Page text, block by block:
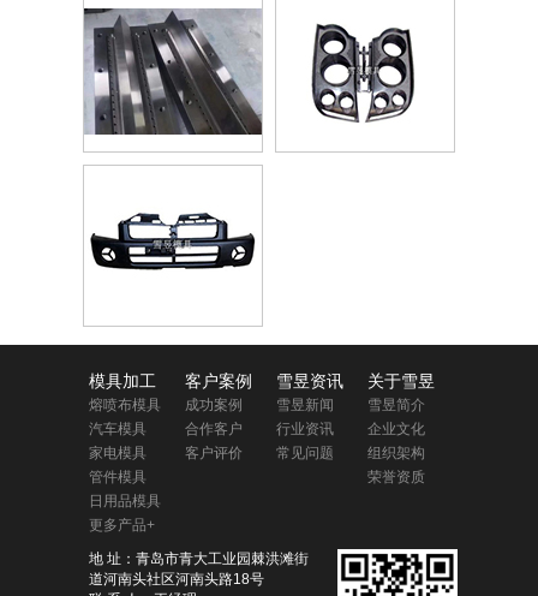
模具加工
熔喷布模具
汽车模具
家电模具
管件模具
日用品模具
更多产品+
客户案例
成功案例
合作客户
客户评价
雪昱资讯
雪昱新闻
行业资讯
常见问题
关于雪昱
雪昱简介
企业文化
组织架构
荣誉资质
地 址：青岛市青大工业园棘洪滩街
道河南头社区河南头路18号